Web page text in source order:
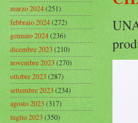
marzo 2024(251)
febbraio 2024(272)
gennaio 2024(236)
dicembre 2023(210)
novembre 2023(270)
ottobre 2023(287)
settembre 2023(234)
agosto 2023(317)
luglio 2023(350)